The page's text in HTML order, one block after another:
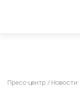
Пресс-центр / Новости